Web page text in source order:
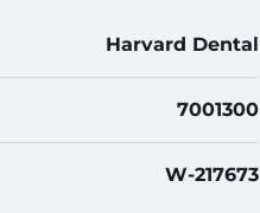
Harvard Dental
7001300
W-217673